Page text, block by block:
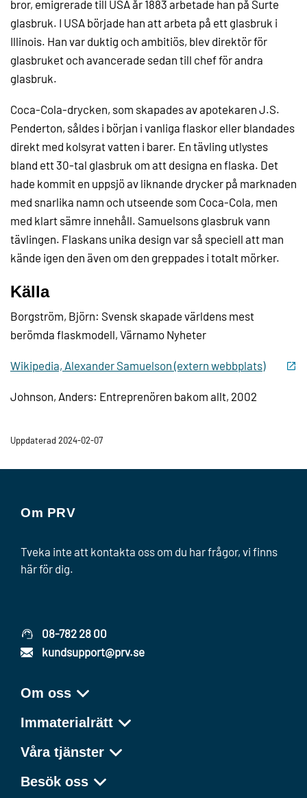
bror, emigrerade till USA år 1883 arbetade han på Surte
glasbruk. I USA började han att arbeta på ett glasbruk i
Illinois. Han var duktig och ambitiös, blev direktör för
glasbruket och avancerade sedan till chef för andra
glasbruk.
Coca-Cola-drycken, som skapades av apotekaren J.S.
Penderton, såldes i början i vanliga flaskor eller blandades
direkt med kolsyrat vatten i barer. En tävling utlystes
bland ett 30-tal glasbruk om att designa en flaska. Det
hade kommit en uppsjö av liknande drycker på marknaden
med snarlika namn och utseende som Coca-Cola, men
med klart sämre innehåll. Samuelsons glasbruk vann
tävlingen. Flaskans unika design var så speciell att man
kände igen den även om den greppades i totalt mörker.
Källa
Borgström, Björn: Svensk skapade världens mest
berömda flaskmodell, Värnamo Nyheter
Wikipedia, Alexander Samuelson (extern webbplats)
Johnson, Anders: Entreprenören bakom allt, 2002
Uppdaterad 2024-02-07
Om PRV
Tveka inte att kontakta oss om du har frågor, vi finns
här för dig.
08-782 28 00
kundsupport@prv.se
Om oss
Immaterialrätt
Våra tjänster
Besök oss